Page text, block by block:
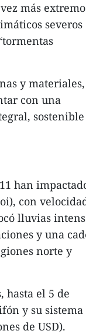
más
severos
y materiales,
con una
han
con
lluvias
y una
norte y
hasta el 5 de
y su sistema
de USD).